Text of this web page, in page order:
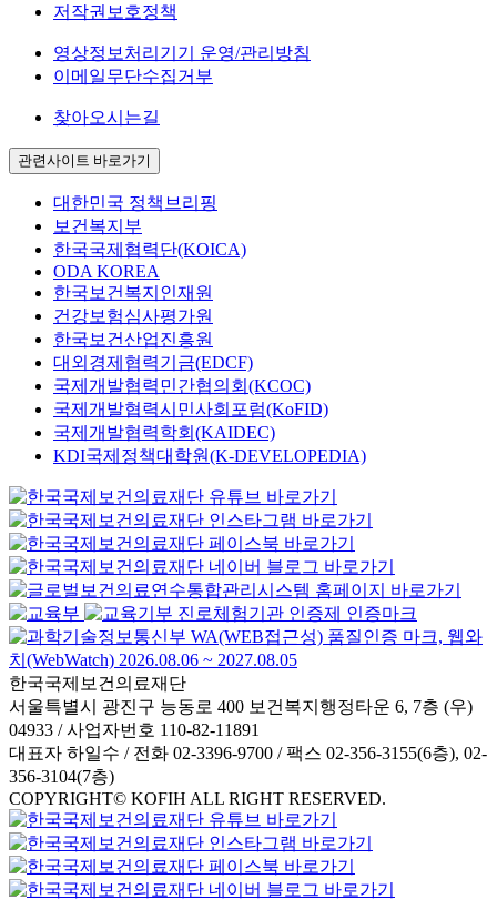
저작권보호정책
영상정보처리기기 운영/관리방침
이메일무단수집거부
찾아오시는길
관련사이트 바로가기
대한민국 정책브리핑
보건복지부
한국국제협력단(KOICA)
ODA KOREA
한국보건복지인재원
건강보험심사평가원
한국보건산업진흥원
대외경제협력기금(EDCF)
국제개발협력민간협의회(KCOC)
국제개발협력시민사회포럼(KoFID)
국제개발협력학회(KAIDEC)
KDI국제정책대학원(K-DEVELOPEDIA)
한국국제보건의료재단
서울특별시 광진구 능동로 400 보건복지행정타운 6, 7층 (우)
04933 / 사업자번호 110-82-11891
대표자 하일수 / 전화 02-3396-9700 / 팩스 02-356-3155(6층), 02-
356-3104(7층)
COPYRIGHT© KOFIH ALL RIGHT RESERVED.